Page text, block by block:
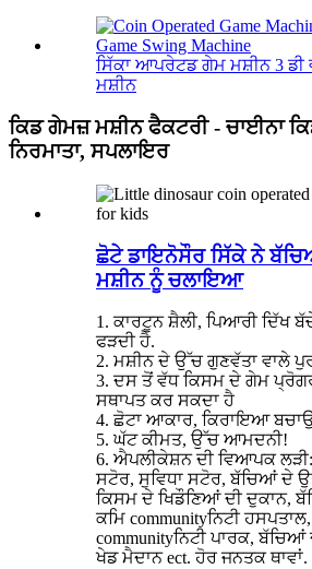
ਸਿੱਕਾ ਆਪਰੇਟਡ ਗੇਮ ਮਸ਼ੀਨ 3 ਡੀ
ਮਸ਼ੀਨ
ਕਿਡ ਗੇਮਜ਼ ਮਸ਼ੀਨ ਫੈਕਟਰੀ - ਚਾਈਨਾ
ਨਿਰਮਾਤਾ, ਸਪਲਾਇਰ
ਛੋਟੇ ਡਾਇਨੋਸੌਰ ਸਿੱਕੇ ਨੇ
ਮਸ਼ੀਨ ਨੂੰ ਚਲਾਇਆ
1. ਕਾਰਟੂਨ ਸ਼ੈਲੀ, ਪਿਆਰੀ ਦਿੱਖ
ਫੜਦੀ ਹੈ.
2. ਮਸ਼ੀਨ ਦੇ ਉੱਚ ਗੁਣਵੱਤਾ ਵਾਲੇ
3. ਦਸ ਤੋਂ ਵੱਧ ਕਿਸਮ ਦੇ ਗੇਮ
ਸਥਾਪਤ ਕਰ ਸਕਦਾ ਹੈ
4. ਛੋਟਾ ਆਕਾਰ, ਕਿਰਾਇਆ
5. ਘੱਟ ਕੀਮਤ, ਉੱਚ ਆਮਦਨੀ!
6. ਐਪਲੀਕੇਸ਼ਨ ਦੀ ਵਿਆਪਕ
ਸਟੋਰ, ਸੁਵਿਧਾ ਸਟੋਰ, ਬੱਚਿਆਂ ਦੇ
ਕਿਸਮ ਦੇ ਖਿਡੌਣਿਆਂ ਦੀ ਦੁਕਾਨ,
ਕਮਿ communityਨਿਟੀ
communityਨਿਟੀ ਪਾਰਕ,
ਖੇਡ ਮੈਦਾਨ ect. ਹੋਰ ਜਨਤਕ ਥਾਵਾਂ.